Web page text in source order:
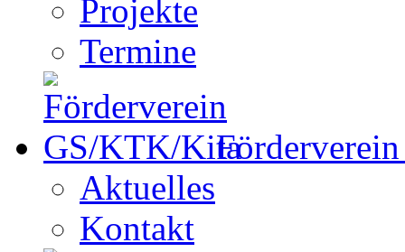
Projekte
Termine
Aktuelles
Kontakt